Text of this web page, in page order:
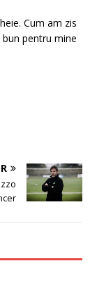
Cum am zis
pentru mine